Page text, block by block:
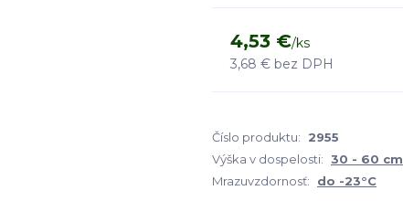
4,53 €/ks
3,68 € bez DPH
Číslo produktu: 2955
Výška v dospelosti: 30 - 60 cm
Mrazuvzdornosť:
do -23°C